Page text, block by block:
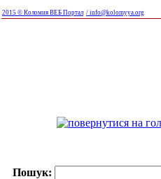
2015 © Коломия ВЕБ Портал / info@kolomyya.org
Пошук: